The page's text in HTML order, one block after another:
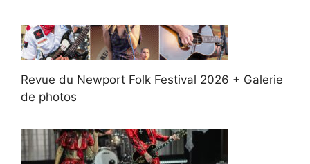
Revue du Newport Folk Festival 2026 + Galerie
de photos